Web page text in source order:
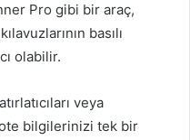
Pro gibi bir araç,
basılı
olabilir.
veya
bilgilerinizi tek bir